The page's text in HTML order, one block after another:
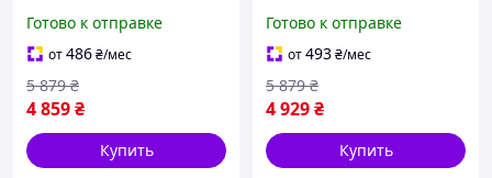
комплект теплый адидас
Готово к отправке
от486₴/мес
4 859₴
5 879 ₴
Купить
черный теплый комплект
лакосте
Готово к отправке
от493₴/мес
4 929₴
5 879 ₴
Купить